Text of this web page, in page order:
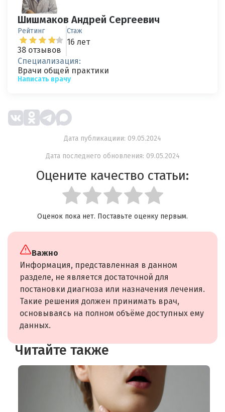
Шишмаков Андрей Сергеевич
Рейтинг
38 отзывов
Стаж
16 лет
Специализация:
Врачи общей практики
Написать врачу
Дата публикациии: 09.05.2024
Дата последнего обновления: 09.05.2024
Оцените качество статьи:
Оценок пока нет. Поставьте оценку первым.
Важно
Информация, представленная в данном
разделе, не является достаточной для
постановки диагноза или назначения лечения.
Такие решения должен принимать врач,
основываясь на полном объёме доступных ему
данных.
Читайте также